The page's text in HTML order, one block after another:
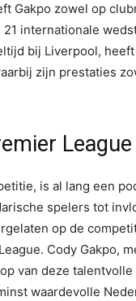
Gakpo zowel op
internationale
bij Liverpool,
zijn prestaties
League
is al lang een
spelers tot
op de
Cody Gakpo,
van deze
waardevolle